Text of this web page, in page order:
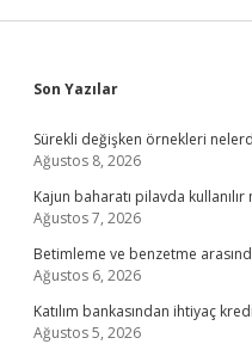
Sidebar
Son Yazılar
Sürekli değişken örnekleri
Ağustos 8, 2026
Kajun baharatı pilavda kullanılır
Ağustos 7, 2026
Betimleme ve benzetme
Ağustos 6, 2026
Katılım bankasından ihtiyaç
Ağustos 5, 2026